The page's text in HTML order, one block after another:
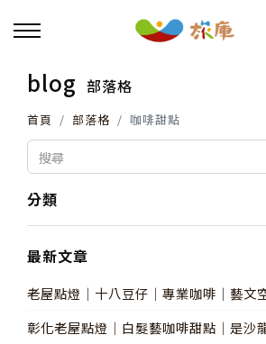
回主選單
活動報名
小旅行及主題導覽
講座、體驗與課程
其他活動
blog 部落格
首頁 部落格 咖啡甜點
分類
最新文章
老屋點燈│十八豆仔│專業咖啡│藝文
彰化老屋點燈│白髮藝咖啡甜點│是沙